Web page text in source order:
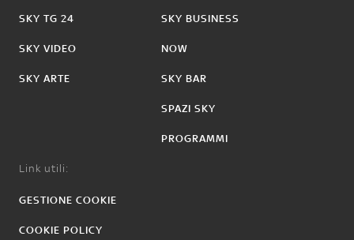
SKY TG 24
SKY VIDEO
SKY ARTE
SKY BUSINESS
NOW
SKY BAR
SPAZI SKY
PROGRAMMI
Link utili:
GESTIONE COOKIE
COOKIE POLICY